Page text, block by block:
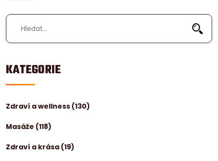
KATEGORIE
Zdraví a wellness (130)
Masáže (118)
Zdraví a krása (19)